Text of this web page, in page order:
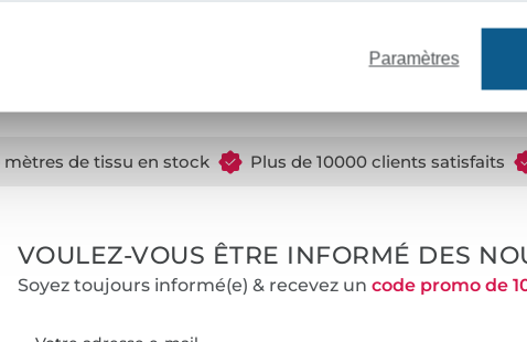
responsabilité pour
mètres de tissu en stock Plus de 10000 clients satisfaits
VOULEZ-VOUS ÊTRE INFORMÉ DES
Soyez toujours informé(e) & recevez un code promo de
Paramètres